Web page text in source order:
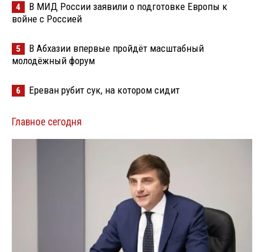
4
В МИД России заявили о подготовке Европы к
войне с Россией
5
В Абхазии впервые пройдёт масштабный
молодёжный форум
6 Ереван рубит сук, на котором сидит
Главное сегодня